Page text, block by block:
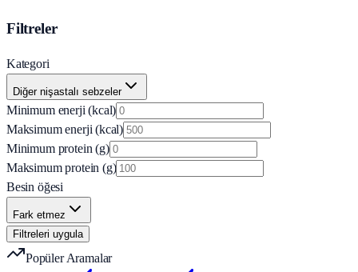
Filtreler
Kategori
Diğer nişastalı sebzeler
Minimum enerji (kcal)
Maksimum enerji (kcal)
Minimum protein (g)
Maksimum protein (g)
Besin öğesi
Fark etmez
Filtreleri uygula
Popüler Aramalar